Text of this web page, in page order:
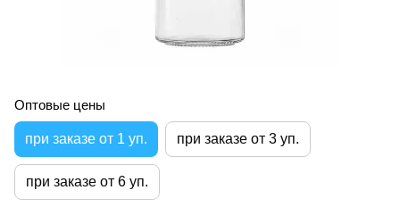
Оптовые цены
при заказе от 1 уп. при заказе от 3 уп.
при заказе от 6 уп.